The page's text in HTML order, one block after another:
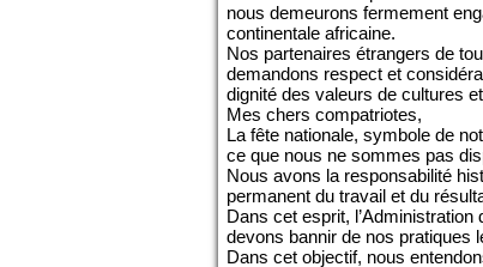
nous demeurons fermement
continentale africaine.
Nos partenaires étrangers de
demandons respect et
dignité des valeurs de cultures
Mes chers compatriotes,
La fête nationale, symbole de
ce que nous ne sommes pas
Nous avons la responsabilité
permanent du travail et du
Dans cet esprit,
devons bannir de nos pratiques
Dans cet objectif, nous